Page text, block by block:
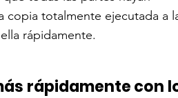
copia totalmente ejecutada a
rápidamente.
rápidamente con